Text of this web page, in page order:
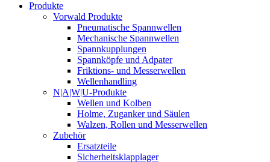
Produkte
Vorwald Produkte
Pneumatische Spannwellen
Mechanische Spannwellen
Spannkupplungen
Spannköpfe und Adpater
Friktions- und Messerwellen
Wellenhandling
N|A|W|U-Produkte
Wellen und Kolben
Holme, Zuganker und Säulen
Walzen, Rollen und Messerwellen
Zubehör
Ersatzteile
Sicherheitsklapplager